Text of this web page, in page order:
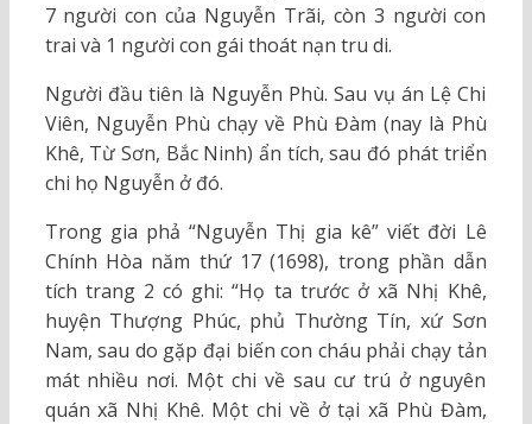
7 người con của Nguyễn Trãi, còn 3 người con
trai và 1 người con gái thoát nạn tru di.
Người đầu tiên là Nguyễn Phù. Sau vụ án Lệ Chi
Viên, Nguyễn Phù chạy về Phù Đàm (nay là Phù
Khê, Từ Sơn, Bắc Ninh) ẩn tích, sau đó phát triển
chi họ Nguyễn ở đó.
Trong gia phả “Nguyễn Thị gia kê” viết đời Lê
Chính Hòa năm thứ 17 (1698), trong phần dẫn
tích trang 2 có ghi: “Họ ta trước ở xã Nhị Khê,
huyện Thượng Phúc, phủ Thường Tín, xứ Sơn
Nam, sau do gặp đại biến con cháu phải chạy tản
mát nhiều nơi. Một chi về sau cư trú ở nguyên
quán xã Nhị Khê. Một chi về ở tại xã Phù Đàm,